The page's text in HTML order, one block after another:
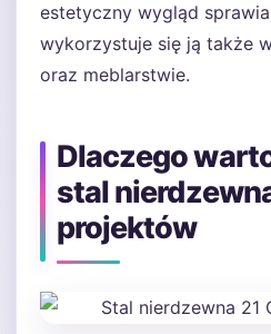
estetyczny wygląd
wykorzystuje się ją także
oraz meblarstwie.
Dlaczego
stal
projektów